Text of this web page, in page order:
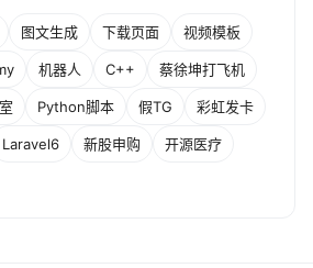
图文生成 下载页面 视频模板
机器人 C++ 蔡徐坤打飞机
Python脚本 假TG 彩虹发卡
Laravel6 新股申购 开源医疗